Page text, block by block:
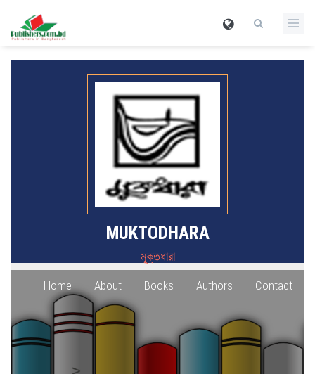
MUKTODHARA
মূক্তধারা
Home About Books Authors Contact